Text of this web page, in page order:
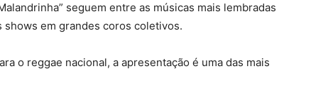
seguem entre as músicas mais lembradas
em grandes coros coletivos.
o reggae nacional, a apresentação é uma das mais